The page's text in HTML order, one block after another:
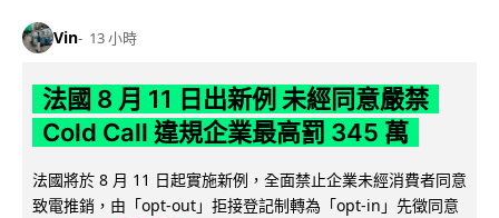
Vin 13 小時
法國 8 月 11 日出新例 未經同意嚴禁
Cold Call 違規企業最高罰 345 萬
法國將於 8 月 11 日起實施新例，全面禁止企業未經消費者同意
致電推銷，由「opt-out」拒接登記制轉為「opt-in」先徵同意